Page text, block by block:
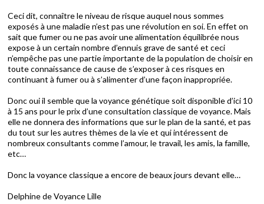
Ceci dit, connaître le niveau de risque auquel nous sommes
exposés à une maladie n’est pas une révolution en soi. En effet on
sait que fumer ou ne pas avoir une alimentation équilibrée nous
expose à un certain nombre d’ennuis grave de santé et ceci
n’empêche pas une partie importante de la population de choisir en
toute connaissance de cause de s’exposer à ces risques en
continuant à fumer ou à s’alimenter d’une façon inappropriée.
Donc oui il semble que la voyance génétique soit disponible d’ici 10
à 15 ans pour le prix d’une consultation classique de voyance. Mais
elle ne donnera des informations que sur le plan de la santé, et pas
du tout sur les autres thèmes de la vie et qui intéressent de
nombreux consultants comme l’amour, le travail, les amis, la famille,
etc…
Donc la voyance classique a encore de beaux jours devant elle…
Delphine de Voyance Lille